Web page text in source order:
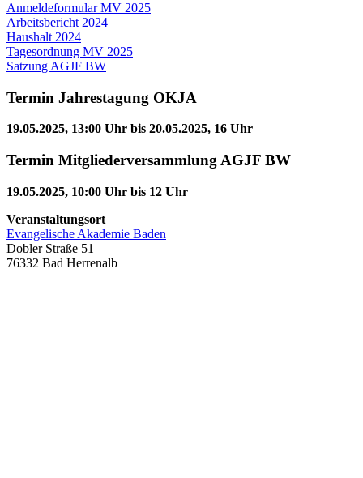
Anmeldeformular MV 2025
Arbeitsbericht 2024
Haushalt 2024
Tagesordnung MV 2025
Satzung AGJF BW
Termin Jahrestagung OKJA
19.05.2025, 13:00 Uhr bis 20.05.2025, 16 Uhr
Termin Mitgliederversammlung AGJF BW
19.05.2025, 10:00 Uhr bis 12 Uhr
Veranstaltungsort
Evangelische Akademie Baden
Dobler Straße 51
76332 Bad Herrenalb